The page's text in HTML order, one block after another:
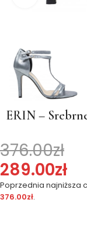
ERIN –
376.00zł
289.00zł
Poprzednia najniższa
376.00zł.